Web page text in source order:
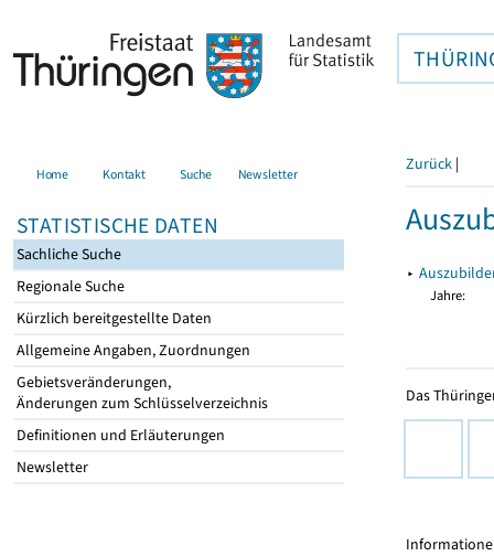
Home Kontakt Suche Newsletter
STATISTISCHE DATEN
Sachliche Suche
Regionale Suche
Kürzlich bereitgestellte Daten
Allgemeine Angaben, Zuordnungen
Gebietsveränderungen,
Änderungen zum Schlüsselverzeichnis
Definitionen und Erläuterungen
Newsletter
Zurück |
▸
Jahre:
Das